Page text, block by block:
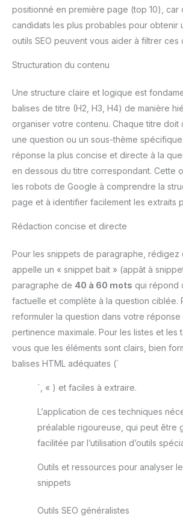
positionné en première page (top 10), car
candidats les plus probables pour obtenir
outils SEO peuvent vous aider à filtrer ces
Structuration du contenu
Une structure claire et logique est
balises de titre (H2, H3, H4) de manière
organiser votre contenu. Chaque titre doit
une question ou un sous-thème
réponse la plus concise et directe à la
en dessous du titre correspondant. Cette
les robots de Google à comprendre la
page et à identifier facilement les extraits
Rédaction concise et directe
Pour les snippets de paragraphe, rédigez
appelle un « snippet bait » (appât à
paragraphe de 40 à 60 mots qui répond
factuelle et complète à la question ciblée.
reformuler la question dans votre réponse
pertinence maximale. Pour les listes et les
vous que les éléments sont clairs, bien
balises HTML adéquates (`
`, « ) et faciles à extraire.
L’application de ces techniques
préalable rigoureuse, qui peut être
facilitée par l’utilisation d’outils
Outils et ressources pour analyser
snippets
Outils SEO généralistes